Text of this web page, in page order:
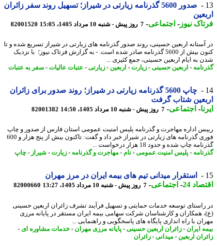
صدور 5600 گذرنامه زیارتی در شیراز؛ تسهیل روند سفر زائران
نیوز-اجتماعی-7 روز پیش - شنبه 10 مرداد 1405، 15:05 82001520
اربعین حسینی، روند صدور گذرنامه های زیارتی در شیراز تسریع شده و تا
کنون بیش از 5600 گذرنامه صادر شده است. - به گزارش فرتاک نیوز؛ با نزدیک
به ایام اربعین حسینی، جمع کثیری ...
-اربعین حسینی-زیارت- اربعین -زیارتی-عتبات عالیات-سفر به عتبات
چاپ 5600 گذرنامه زیارتی در شیراز؛ روند صدور برای زائران
شتاب گرفت
-اجتماعی-7 روز پیش - شنبه 10 مرداد 1405، 14:50 82001382
اداره مهاجرت و گذرنامه پلیس امنیت عمومی استان فارس از صدور و چاپ
فوری گذرنامه های زیارتی در شیراز خبر داد و گفت: تاکنون بیش از پنج هزار و 600
چاپ شده و حدود 18 هزار درخواست ...
-پلیس امنیت عمومی-نام -مهاجرت و گذرنامه -زیارت- شیراز- چاپ
استقرار میدانی تیم های بیمه ایران در مرز مهران
24
-اجتماعی-7 روز پیش - شنبه 10 مرداد 1405، 13:27 82000660
توسعه خدمات حمایتی و تسهیل فرآیند تشرف زائران اربعین حسینی
همکاران و کارشناسان شرکت سهامی بیمه ایران مستقر در پایانه مرزی
با راه اندازی پایگاه های پاسخگویی و راهنمایی ...
ایران - زائران اربعین حسینی-پایانه مرزی مهران- خدمات مشاوره ای -
اربعین -میدانی- زائران